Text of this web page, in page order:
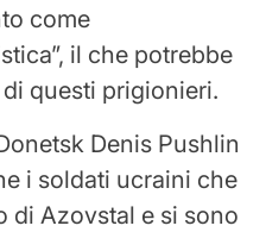
come
il che potrebbe
questi prigionieri.
Denis Pushlin
i soldati ucraini che
di Azovstal e si sono